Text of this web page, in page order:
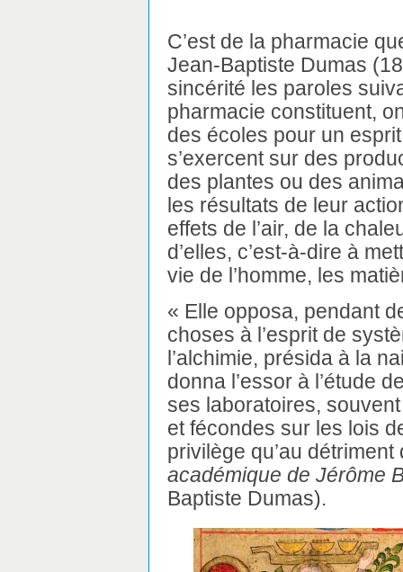
C’est de la pharmacie
Jean-Baptiste Dumas
sincérité les paroles
pharmacie constituent,
des écoles pour un
s’exercent sur des
des plantes ou des
les résultats de leur
effets de l’air, de la
d’elles, c’est-à-dire à
vie de l’homme, les
« Elle opposa, pendant
choses à l’esprit de
l’alchimie, présida à la
donna l’essor à l’étude
ses laboratoires,
et fécondes sur les lois
privilège qu’au
académique de Jérôme
Baptiste Dumas).